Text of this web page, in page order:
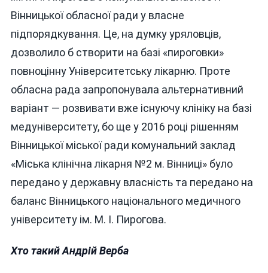
Вінницької обласної ради у власне
підпорядкування. Це, на думку уряловців,
дозволило б створити на базі «пироговки»
повноцінну Університетську лікарню. Проте
обласна рада запропонувала альтернативний
варіант — розвивати вже існуючу клініку на базі
медуніверситету, бо ще у 2016 році рішенням
Вінницької міської ради комунальний заклад
«Міська клінічна лікарня №2 м. Вінниці» було
передано у державну власність та передано на
баланс Вінницького національного медичного
університету ім. М. І. Пирогова.
Хто такий Андрій Верба